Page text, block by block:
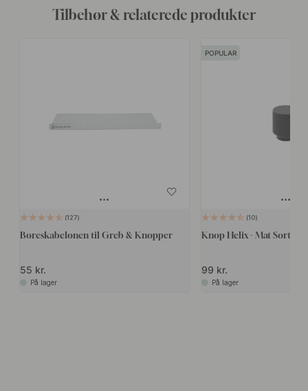
Tilbehør & relaterede produkter
127
Boreskabelonen til Greb & Knopper
55 kr.
På lager
POPULAR
10
Knop Helix - Mat Sort
99 kr.
På lager